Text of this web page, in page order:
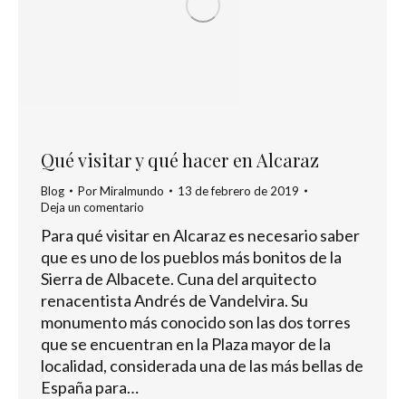
Qué visitar y qué hacer en Alcaraz
Blog PorMiralmundo
13 de febrero de 2019
Deja un comentario
Para qué visitar en Alcaraz es necesario saber
que es uno de los pueblos más bonitos de la
Sierra de Albacete. Cuna del arquitecto
renacentista Andrés de Vandelvira. Su
monumento más conocido son las dos torres
que se encuentran en la Plaza mayor de la
localidad, considerada una de las más bellas de
España para…